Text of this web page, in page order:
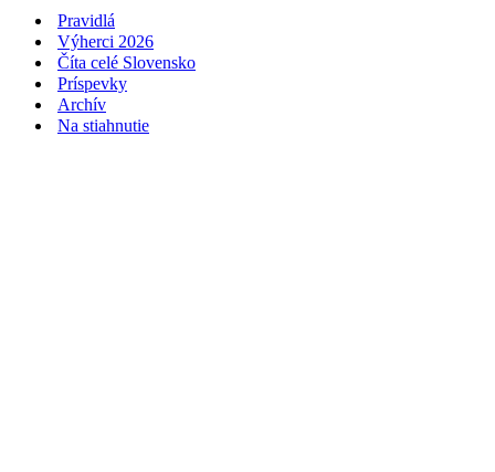
Pravidlá
Výherci 2026
Číta celé Slovensko
Príspevky
Archív
Na stiahnutie